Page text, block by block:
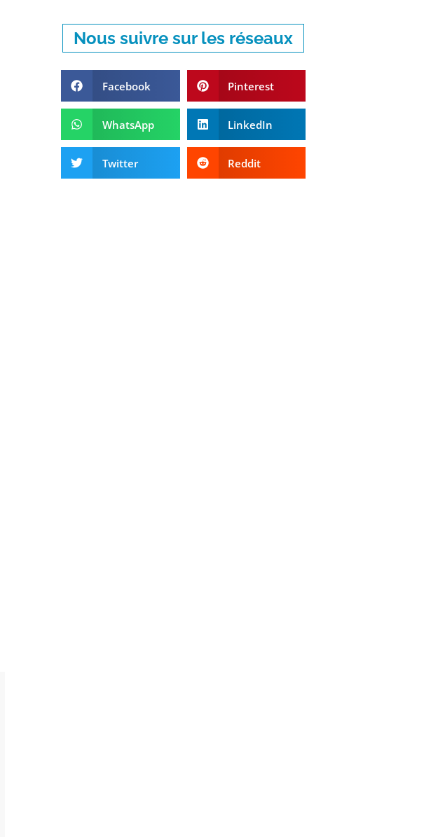
Nous suivre sur les réseaux
Facebook Pinterest
WhatsApp LinkedIn
Twitter Reddit